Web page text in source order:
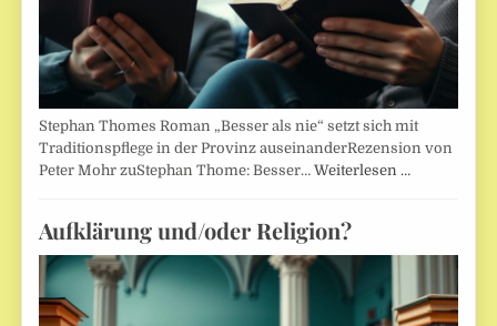
Stephan Thomes Roman „Besser als nie“ setzt sich mit
Traditionspflege in der Provinz auseinanderRezension von
Peter Mohr zuStephan Thome: Besser…Weiterlesen …
Aufklärung und/oder Religion?